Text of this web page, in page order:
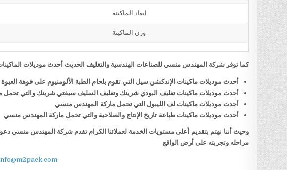
ابعاد الماكينة
وزن الماكينة
كما توفر شركة المهندس منسي للصناعات الهندسية والتغليف الحديث أحدث موديلات
أحدث موديلات ماكينات الإندكشن سيل التي تقوم بلحام الطبة الألومنيوم على فوهة
أحدث موديلات ماكينات تغليف البودي شرينك وتغليف السليف سيفتي شرينك والتي
أحدث موديلات ماكينات لف الليبول التي تحمل ماركة المهندس منسي
أحدث موديلات ماكينات طباعة تاريخ الإنتاج والصلاحية والتي تحمل ماركة المهندس منسي
وحيث أننا نهتم بتقديم أعلى مستويات الخدمة لعملائنا الكرام تقدم شركة المهندس منسي
مراحله وتجربته على أرض الواقع